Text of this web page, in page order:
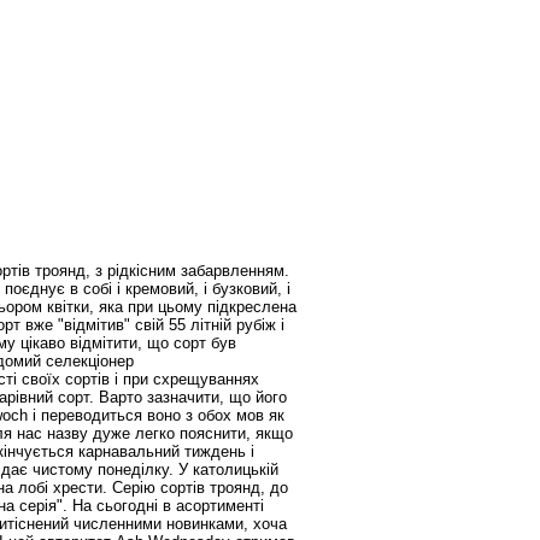
троянд, з рідкісним забарвленням.
в собі і кремовий, і бузковий, і
квітки, яка при цьому підкреслена
"відмітив" свій 55 літній рубіж і
цікаво відмітити, що сорт був
селекціонер
своїх сортів і при схрещуваннях
сорт. Варто зазначити, що його
і переводиться воно з обох мов як
нас назву дуже легко пояснити, якщо
карнавальний тиждень і
чистому понеділку. У католицькій
лобі хрести. Серію сортів троянд, до
серія". На сьогодні в асортименті
численними новинками, хоча